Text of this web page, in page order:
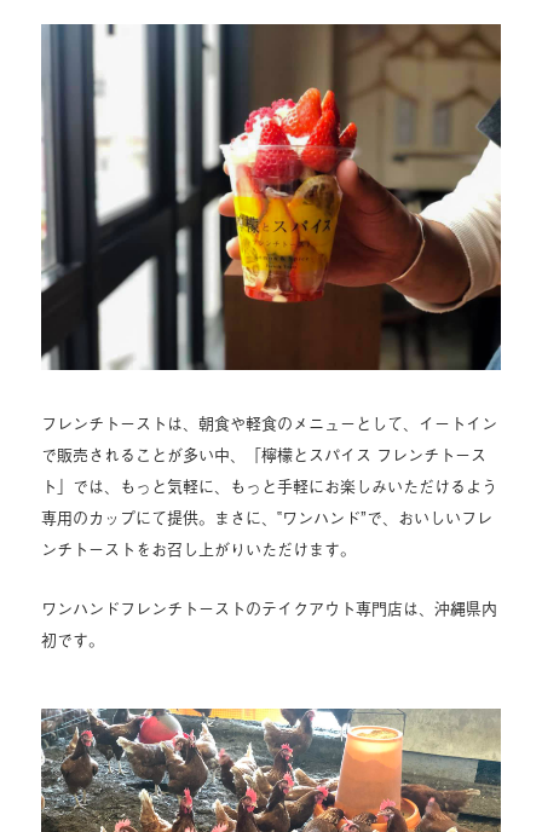
フレンチトーストは、朝食や軽食のメニューとして、イートイン
で販売されることが多い中、「檸檬とスパイス フレンチトース
ト」では、もっと気軽に、もっと手軽にお楽しみいただけるよう
専用のカップにて提供。まさに、‟ワンハンド”で、おいしいフレ
ンチトーストをお召し上がりいただけます。
ワンハンドフレンチトーストのテイクアウト専門店は、沖縄県内
初です。